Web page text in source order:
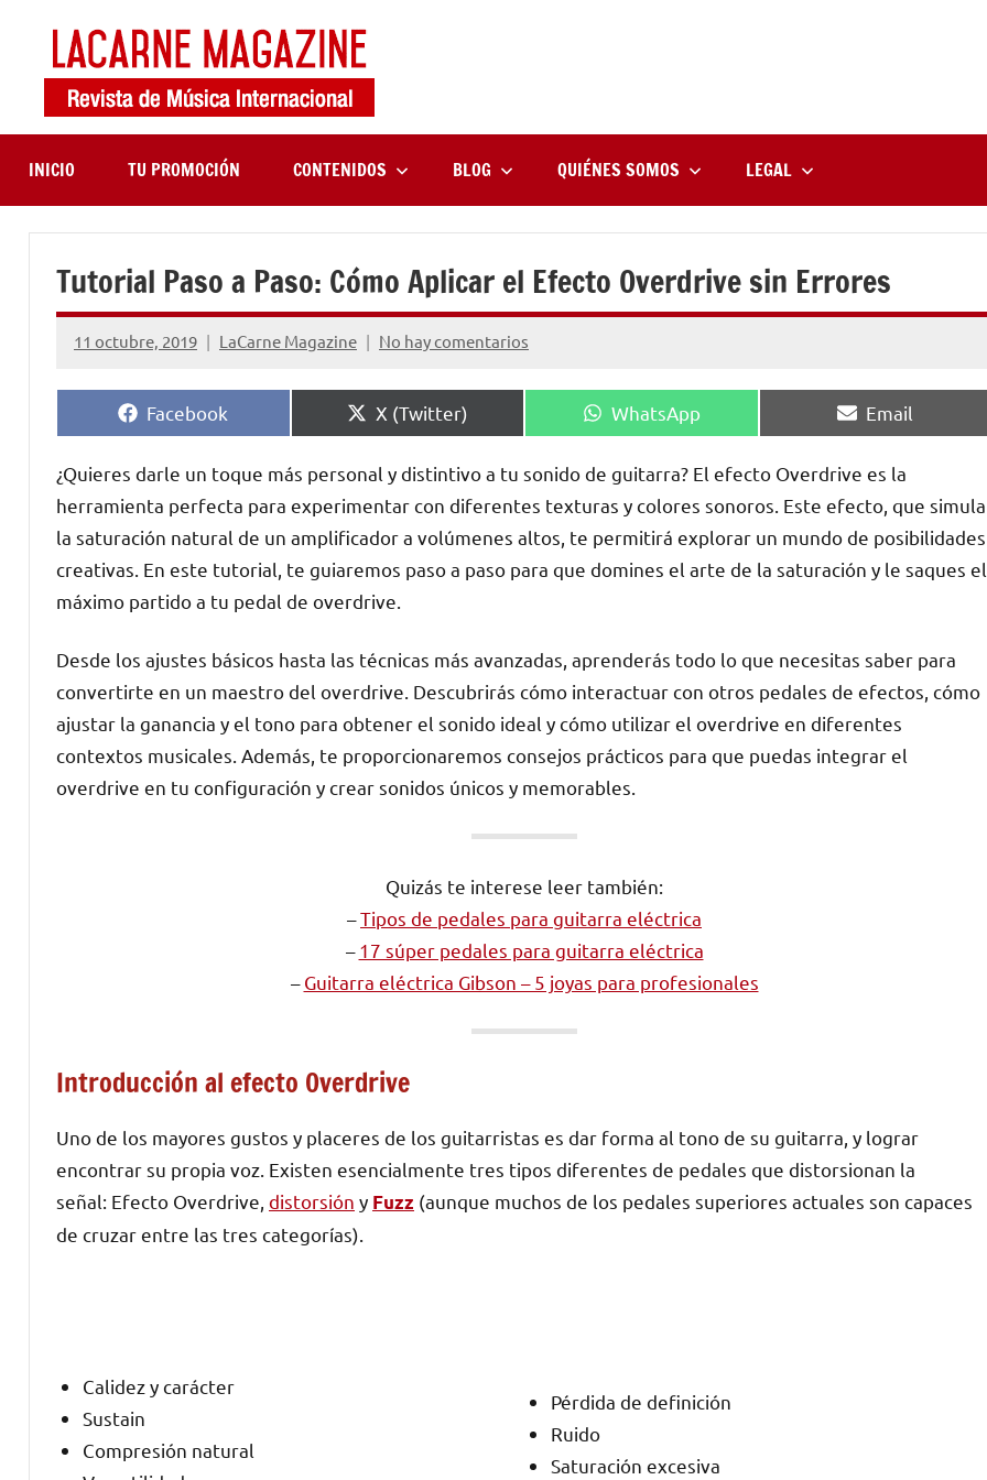
contenido
Magazine
música
internacional
INICIO TU PROMOCIÓN CONTENIDOS BLOG QUIÉNES SOMOS LEGAL
Tutorial Paso a Paso: Cómo Aplicar el Efecto Overdrive sin Errores
11 octubre, 2019 LaCarne Magazine No hay comentarios
Compartir
en
Facebook
Compartir
en
X (Twitter)
Compartir
en
WhatsApp
Compartir
en
Email
¿Quieres darle un toque más personal y distintivo a tu sonido de guitarra? El efecto Overdrive es la
herramienta perfecta para experimentar con diferentes texturas y colores sonoros. Este efecto, que simula
la saturación natural de un amplificador a volúmenes altos, te permitirá explorar un mundo de posibilidades
creativas. En este tutorial, te guiaremos paso a paso para que domines el arte de la saturación y le saques el
máximo partido a tu pedal de overdrive.
Desde los ajustes básicos hasta las técnicas más avanzadas, aprenderás todo lo que necesitas saber para
convertirte en un maestro del overdrive. Descubrirás cómo interactuar con otros pedales de efectos, cómo
ajustar la ganancia y el tono para obtener el sonido ideal y cómo utilizar el overdrive en diferentes
contextos musicales. Además, te proporcionaremos consejos prácticos para que puedas integrar el
overdrive en tu configuración y crear sonidos únicos y memorables.
Quizás te interese leer también:
–Tipos de pedales para guitarra eléctrica
–17 súper pedales para guitarra eléctrica
–Guitarra eléctrica Gibson – 5 joyas para profesionales
Introducción al efecto Overdrive
Uno de los mayores gustos y placeres de los guitarristas es dar forma al tono de su guitarra, y lograr
encontrar su propia voz. Existen esencialmente tres tipos diferentes de pedales que distorsionan la
señal: Efecto Overdrive, distorsión y Fuzz (aunque muchos de los pedales superiores actuales son capaces
de cruzar entre las tres categorías).
Calidez y carácter
Sustain
Compresión natural
Pérdida de definición
Ruido
Saturación excesiva